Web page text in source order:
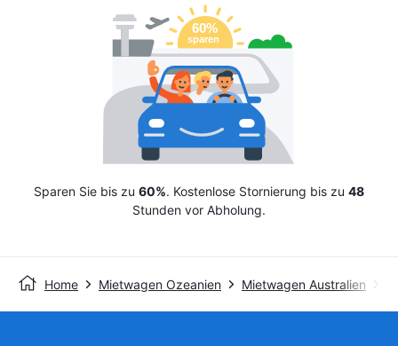
Sparen Sie bis zu 60%. Kostenlose Stornierung bis zu 48
Stunden vor Abholung.
Home Mietwagen Ozeanien Mietwagen Australien